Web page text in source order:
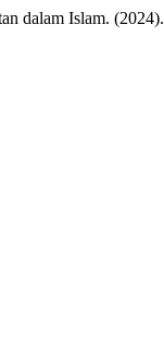
dalam Islam. (2024).